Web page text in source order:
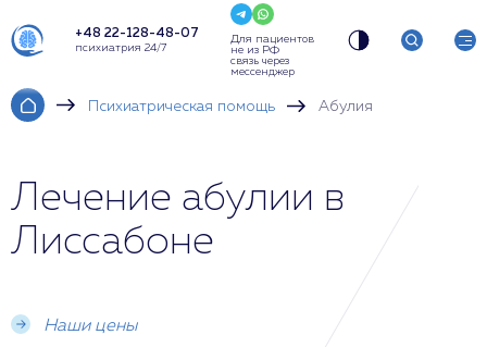
+48 22-128-48-07
психиатрия 24/7
Для пациентов
не из РФ
связь через
мессенджер
Психиатрическая помощь Абулия
Лечение абулии в
Лиссабоне
Наши цены